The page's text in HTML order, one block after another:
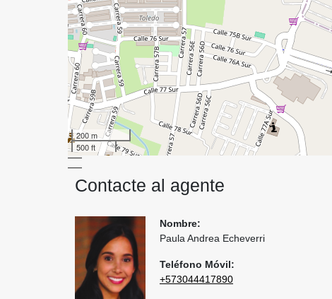
200 m
500 ft
Contacte al agente
Nombre:
Paula Andrea Echeverri
Teléfono Móvil:
+573044417890